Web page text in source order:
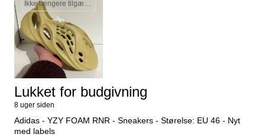
Ikke længere tilgængelig
Lukket for budgivning
8 uger siden
Adidas - YZY FOAM RNR - Sneakers - Størelse: EU 46 - Nyt
med labels